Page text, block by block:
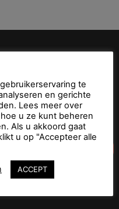
mailing list
te
en gerichte
Lees meer over
u ze kunt beheren
Als u akkoord gaat
u op "Accepteer alle
ACCEPT